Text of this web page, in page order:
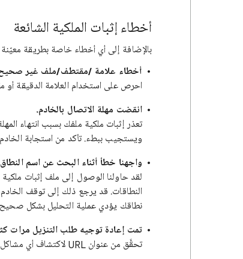
أخطاء إثبات الملكية الشائعة
بالإضافة إلى أي أخطاء خاصة بطريقة معيّنة
أخطاء علامة /مقتطف/ملف غير
احرص على استخدام العلامة الدقيقة أو
انقضت مهلة الاتصال بالخادم.
تعذر إثبات ملكية ملفك بسبب انتهاء
ويستجيب ببطء. تأكد من استجابة الخادم
واجهنا خطأ أثناء البحث عن اسم
لقد حاولنا الوصول إلى ملف إثبات
النطاقات. قد يرجع ذلك إلى توقف
نطاقك يؤدي عملية التحليل بشكل صحيح
تمت إعادة توجيه طلب التنزيل مرات
تحقَّق من عنوان URL لاكتشاف أي مشاكل محتملة مثل التكرار اللانهائي.